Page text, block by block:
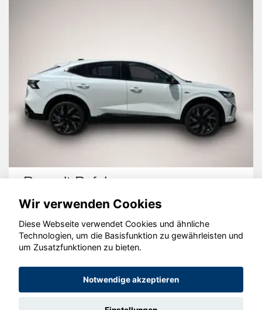
Renault Rafale
© konjunkturmotor.de GmbH 2020 - 2026
Wir verwenden Cookies
Diese Webseite verwendet Cookies und ähnliche
Technologien, um die Basisfunktion zu gewährleisten und
um Zusatzfunktionen zu bieten.
Notwendige akzeptieren